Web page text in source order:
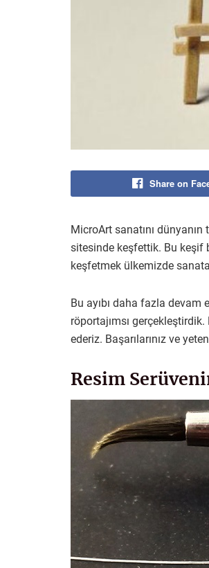
Share on
MicroArt sanatını dünyanın
sitesinde keşfettik. Bu keşif
keşfetmek ülkemizde sanata
Bu ayıbı daha fazla
röportajımsı
ederiz. Başarılarınız ve
Resim